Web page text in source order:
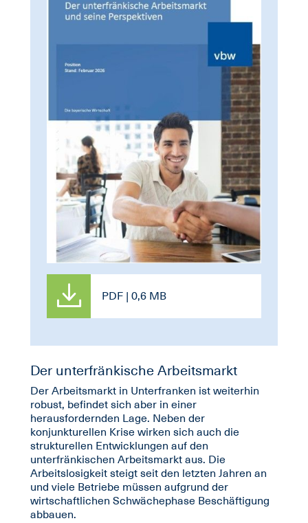
PDF | 0,6 MB
Der unterfränkische Arbeitsmarkt
Der Arbeitsmarkt in Unterfranken ist weiterhin
robust, befindet sich aber in einer
herausfordernden Lage. Neben der
konjunkturellen Krise wirken sich auch die
strukturellen Entwicklungen auf den
unterfränkischen Arbeitsmarkt aus. Die
Arbeitslosigkeit steigt seit den letzten Jahren an
und viele Betriebe müssen aufgrund der
wirtschaftlichen Schwächephase Beschäftigung
abbauen.